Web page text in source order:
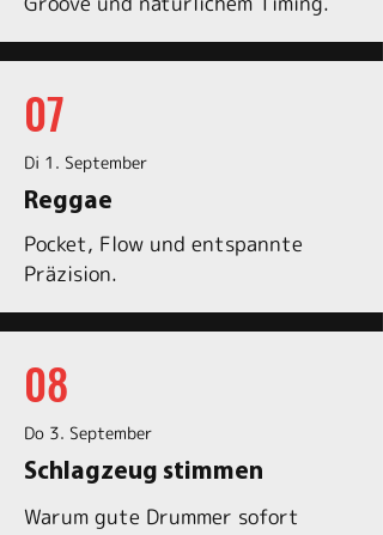
07
Di 1. September
Reggae
Pocket, Flow und entspannte
Präzision.
08
Do 3. September
Schlagzeug stimmen
Warum gute Drummer sofort